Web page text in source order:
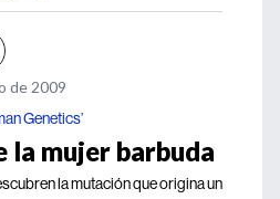
de 2009
Genetics’
la mujer barbuda
la mutación que origina un